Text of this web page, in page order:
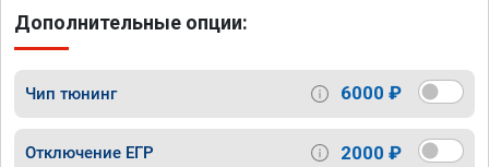
Дополнительные опции:
Чип тюнинг 6000 ₽
Отключение ЕГР 2000 ₽